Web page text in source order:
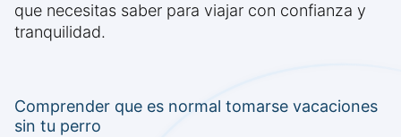
que necesitas saber para viajar con confianza y
tranquilidad.
Comprender que es normal tomarse vacaciones
sin tu perro